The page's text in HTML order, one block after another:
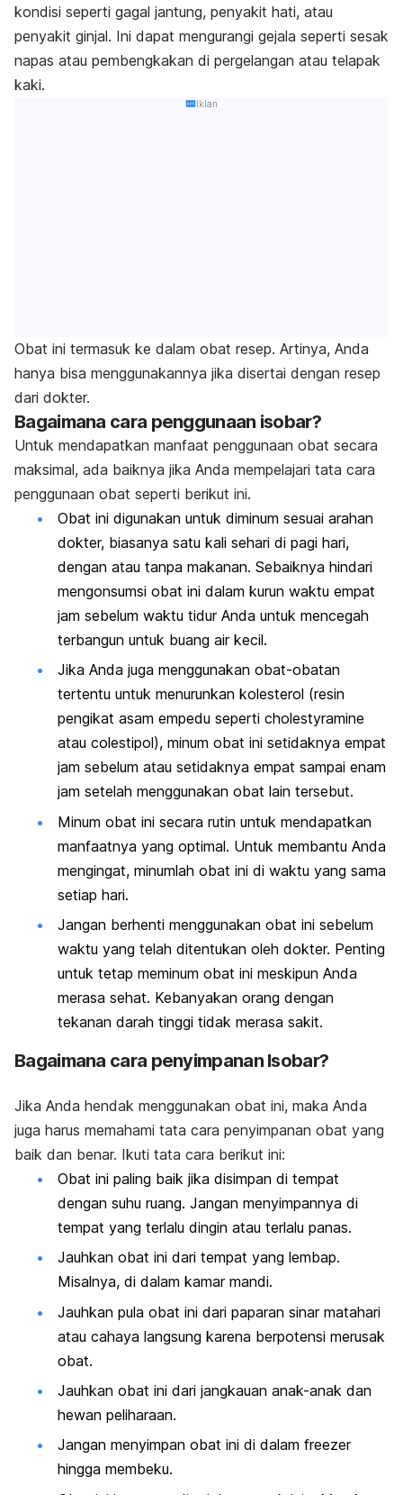
kondisi seperti gagal jantung, penyakit hati, atau
penyakit ginjal. Ini dapat mengurangi gejala seperti sesak
napas atau pembengkakan di pergelangan atau telapak
kaki.
Iklan
Obat ini termasuk ke dalam obat resep. Artinya, Anda
hanya bisa menggunakannya jika disertai dengan resep
dari dokter.
Bagaimana cara penggunaan isobar?
Untuk mendapatkan manfaat penggunaan obat secara
maksimal, ada baiknya jika Anda mempelajari tata cara
penggunaan obat seperti berikut ini.
Obat ini digunakan untuk diminum sesuai arahan
dokter, biasanya satu kali sehari di pagi hari,
dengan atau tanpa makanan. Sebaiknya hindari
mengonsumsi obat ini dalam kurun waktu empat
jam sebelum waktu tidur Anda untuk mencegah
terbangun untuk buang air kecil.
Jika Anda juga menggunakan obat-obatan
tertentu untuk menurunkan kolesterol (resin
pengikat asam empedu seperti cholestyramine
atau colestipol), minum obat ini setidaknya empat
jam sebelum atau setidaknya empat sampai enam
jam setelah menggunakan obat lain tersebut.
Minum obat ini secara rutin untuk mendapatkan
manfaatnya yang optimal. Untuk membantu Anda
mengingat, minumlah obat ini di waktu yang sama
setiap hari.
Jangan berhenti menggunakan obat ini sebelum
waktu yang telah ditentukan oleh dokter. Penting
untuk tetap meminum obat ini meskipun Anda
merasa sehat. Kebanyakan orang dengan
tekanan darah tinggi tidak merasa sakit.
Bagaimana cara penyimpanan Isobar?
Jika Anda hendak menggunakan obat ini, maka Anda
juga harus memahami tata cara penyimpanan obat yang
baik dan benar. Ikuti tata cara berikut ini:
Obat ini paling baik jika disimpan di tempat
dengan suhu ruang. Jangan menyimpannya di
tempat yang terlalu dingin atau terlalu panas.
Jauhkan obat ini dari tempat yang lembap.
Misalnya, di dalam kamar mandi.
Jauhkan pula obat ini dari paparan sinar matahari
atau cahaya langsung karena berpotensi merusak
obat.
Jauhkan obat ini dari jangkauan anak-anak dan
hewan peliharaan.
Jangan menyimpan obat ini di dalam freezer
hingga membeku.